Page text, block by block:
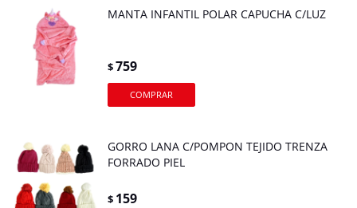
MANTA INFANTIL POLAR CAPUCHA C/LUZ
$759
GORRO LANA C/POMPON TEJIDO TRENZA
FORRADO PIEL
$ 159